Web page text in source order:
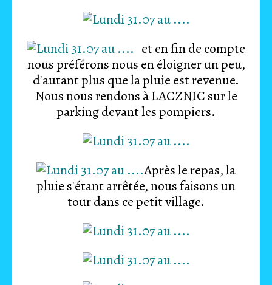
et en fin de compte
nous préférons nous en éloigner un peu,
d'autant plus que la pluie est revenue.
Nous nous rendons à LACZNIC sur le
parking devant les pompiers.
Après le repas, la
pluie s'étant arrêtée, nous faisons un
tour dans ce petit village.